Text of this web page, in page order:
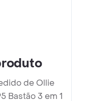
de Ollie
Bastão 3 em 1